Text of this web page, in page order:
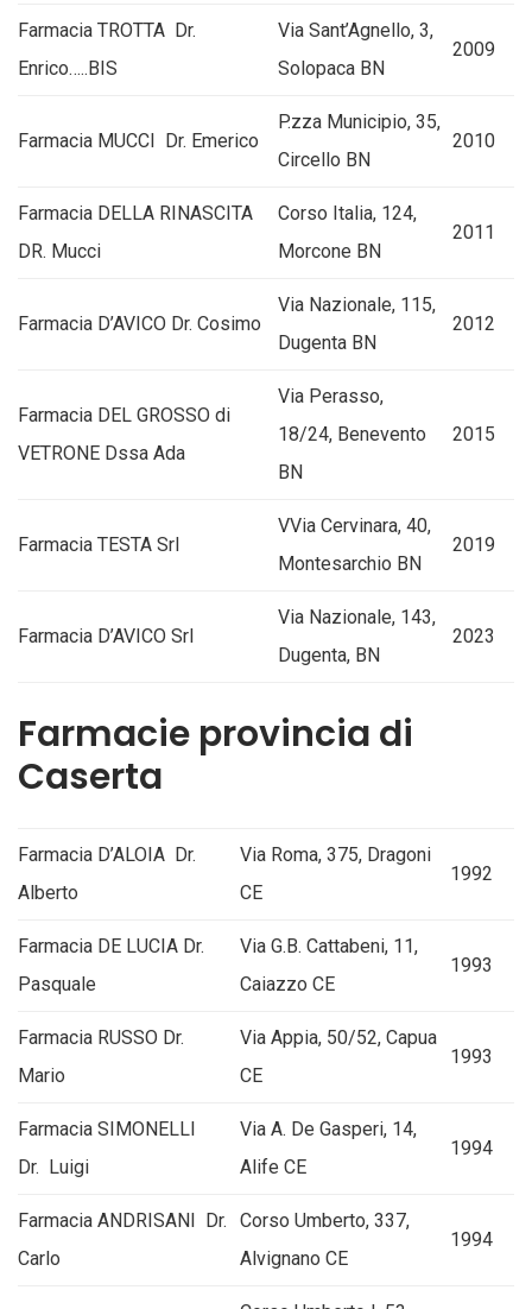
Farmacia TROTTA Dr.
Enrico…..BIS
Via Sant’Agnello, 3,
Solopaca BN
2009
Farmacia MUCCI Dr. Emerico
P.zza Municipio, 35,
Circello BN
2010
Farmacia DELLA RINASCITA
DR. Mucci
Corso Italia, 124,
Morcone BN
2011
Farmacia D’AVICO Dr. Cosimo
Via Nazionale, 115,
Dugenta BN
2012
Farmacia DEL GROSSO di
VETRONE Dssa Ada
Via Perasso,
18/24, Benevento
BN
2015
Farmacia TESTA Srl
VVia Cervinara, 40,
Montesarchio BN
2019
Farmacia D’AVICO Srl
Via Nazionale, 143,
Dugenta, BN
2023
Farmacie provincia di
Caserta
Farmacia D’ALOIA Dr.
Alberto
Via Roma, 375, Dragoni
CE
1992
Farmacia DE LUCIA Dr.
Pasquale
Via G.B. Cattabeni, 11,
Caiazzo CE
1993
Farmacia RUSSO Dr.
Mario
Via Appia, 50/52, Capua
CE
1993
Farmacia SIMONELLI
Dr. Luigi
Via A. De Gasperi, 14,
Alife CE
1994
Farmacia ANDRISANI Dr.
Carlo
Corso Umberto, 337,
Alvignano CE
1994